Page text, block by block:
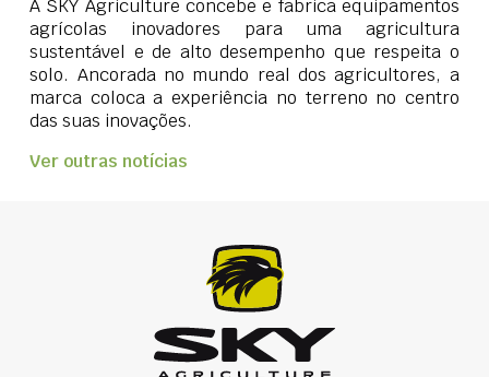
A SKY Agriculture concebe e fabrica equipamentos
agrícolas inovadores para uma agricultura
sustentável e de alto desempenho que respeita o
solo. Ancorada no mundo real dos agricultores, a
marca coloca a experiência no terreno no centro
das suas inovações.
Ver outras notícias